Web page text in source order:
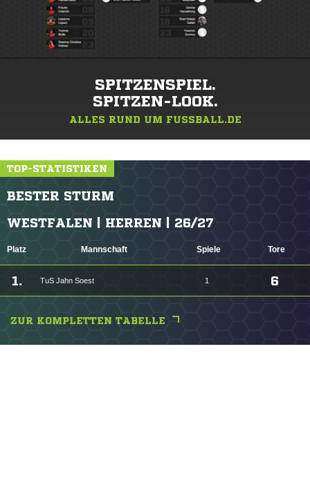
SPITZENSPIEL.
SPITZEN-LOOK.
ALLES RUND UM FUSSBALL.DE
TOP-STATISTIKEN
BESTER STURM
WESTFALEN | HERREN | 26/27
Platz Mannschaft Spiele Tore
1. TuS Jahn Soest 1 6
ZUR KOMPLETTEN TABELLE